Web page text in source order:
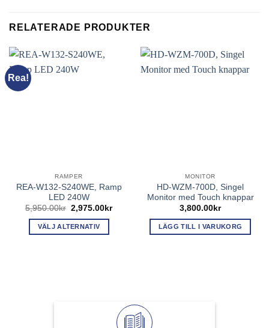
RELATERADE PRODUKTER
Rea!
RAMPER
REA-W132-S240WE, Ramp
LED 240W
5,950.00kr Det
priset
var:
2,975.00 krDet
VÄLJ ALTERNATIV
MONITOR
HD-WZM-700D, Singel
Monitor med Touch knappar
3,800.00 kr
LÄGG TILL I VARUKORG